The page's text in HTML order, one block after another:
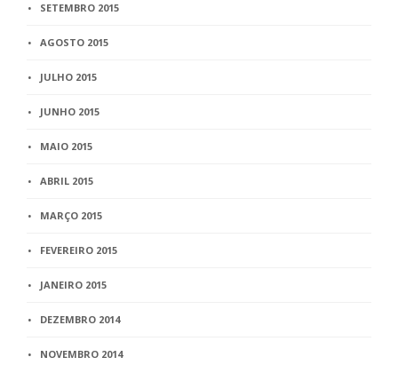
SETEMBRO 2015
AGOSTO 2015
JULHO 2015
JUNHO 2015
MAIO 2015
ABRIL 2015
MARÇO 2015
FEVEREIRO 2015
JANEIRO 2015
DEZEMBRO 2014
NOVEMBRO 2014